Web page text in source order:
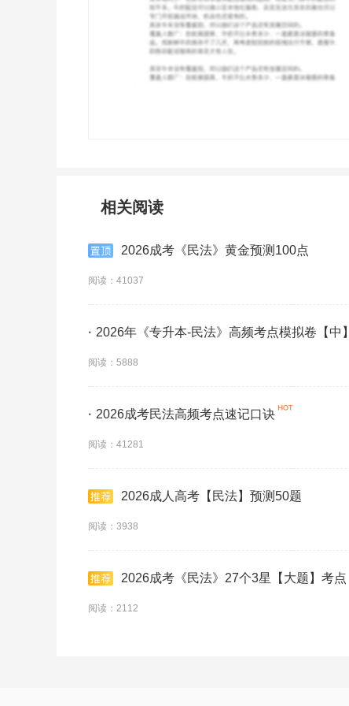
相关阅读
2026成考《民法》黄金预测100点
阅读：41037
· 2026年《专升本-民法》高频考点模拟卷【中】
阅读：5888
· 2026成考民法高频考点速记口诀
阅读：41281
2026成人高考【民法】预测50题
阅读：3938
2026成考《民法》27个3星【大题】考点
阅读：2112